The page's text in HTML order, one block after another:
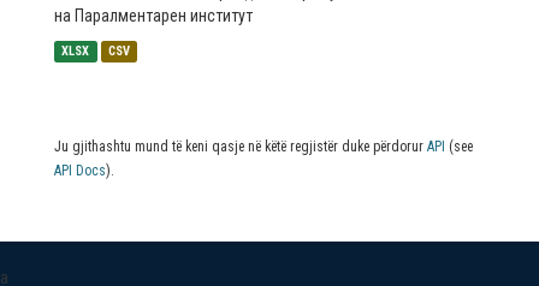
на Паралментарен институт
XLSX CSV
Ju gjithashtu mund të keni qasje në këtë regjistër duke përdorur API (see
API Docs).
a